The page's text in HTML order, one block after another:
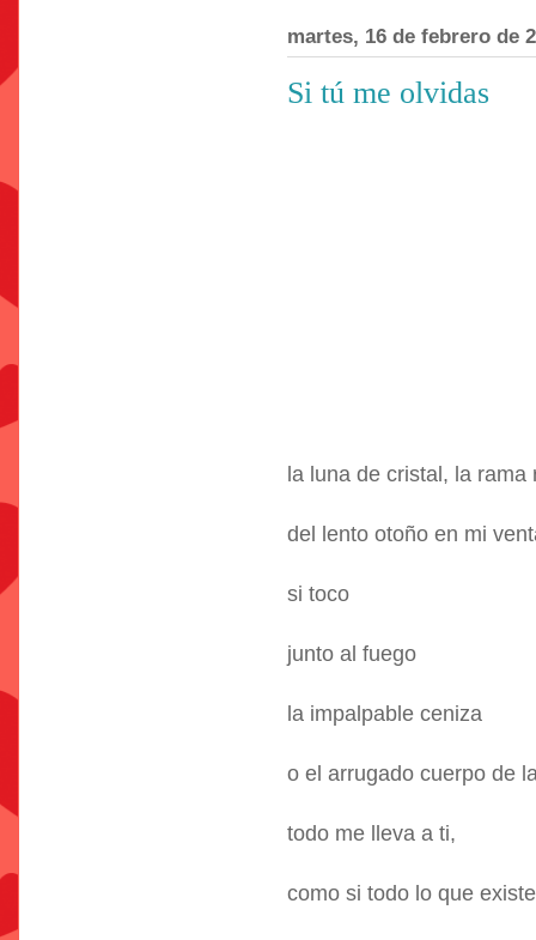
martes, 16 de febrero de
Si tú me olvidas
la luna de cristal, la rama
del lento otoño en mi
si toco
junto al fuego
la impalpable ceniza
o el arrugado cuerpo de
todo me lleva a ti,
como si todo lo que